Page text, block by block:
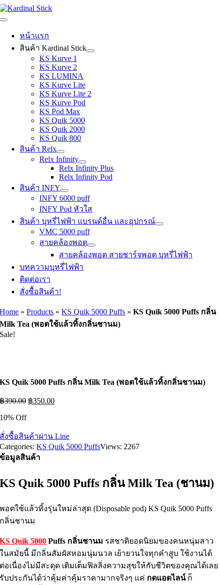
Skip
to
Toggle
Navigation
หน้าแรก
สินค้า Kardinal Stick
KS Kurve 1
KS Kurve 2
KS LUMINA
KS Kurve Lite
KS Kurve Lite 2
KS Kurve Pod
KS Pod Max
KS Quik 5000
KS Quik 2000
KS Quik 800
สินค้า Relx
Relx Infinity
Relx Infinity Plus
Relx Infinity Pod
สินค้า INFY
INFY 6000 puff
INFY Pod หัวใส
สินค้า บุหรี่ไฟฟ้า แบรนด์อื่น และอุปกรณ์
VMC 5000 puff
สายคล้องพอต
สายคล้องพอต สายชาร์จพอต บุหรี่ไฟฟ้า
บทความบุหรี่ไฟฟ้า
ติดต่อเรา
สั่งซื้อสินค้า!
Home »Products »KS Quik 5000 Puffs »KS Quik 5000 Puffs กลิ่น
Milk Tea (พอตใช้แล้วทิ้งกลิ่นชานม)
Sale!
KS Quik 5000 Puffs กลิ่น Milk Tea (พอตใช้แล้วทิ้งกลิ่นชานม)
฿390.00 Original
฿350.00Current
10% Off
สั่งซื้อสินค้าผ่าน Line
Categories:KS Quik 5000 PuffsViews: 2267
ข้อมูลสินค้า
KS Quik 5000 Puffs กลิ่น Milk Tea (ชานม)
พอตใช้แล้วทิ้งรุ่นใหม่ล่าสุด (Disposable pod) KS Quik 5000 Puffs
กลิ่นชานม
KS Quik 5000 Puffs กลิ่นชานม รสชาติยอดนิยมของคนหนุ่มสาว
ในสมัยนี้ มีกลิ่นสัมผัสหอมนุ่มนวล เย้ายวนใจทุกคำสูบ ใช้งานได้
ต่อเนื่องไม่มีสะดุด เติมเต็มฟิลลิ่งความสุขให้กับชีวิตของคุณได้เลย
รับประกันได้ว่าคุ้มค่าคุ้มราคามากจริงๆ แค่ กดแอดไลน์ก็